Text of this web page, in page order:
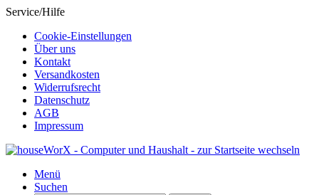
Service/Hilfe
Cookie-Einstellungen
Über uns
Kontakt
Versandkosten
Widerrufsrecht
Datenschutz
AGB
Impressum
Menü
Suchen